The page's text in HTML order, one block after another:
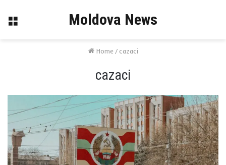
Menu Moldova News
Home / cazaci
cazaci